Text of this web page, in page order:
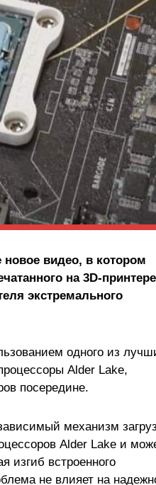
новое видео, в котором
на 3D-принтере
экстремального
одного из
Alder Lake,
посередине.
механизм
Alder Lake и
изгиб встроенного
не влияет на